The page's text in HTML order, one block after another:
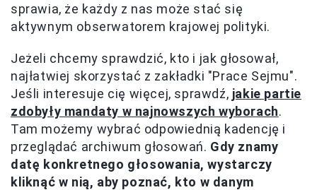
sprawia, że każdy z nas może stać się
aktywnym obserwatorem krajowej polityki.
Jeżeli chcemy sprawdzić, kto i jak głosował,
najłatwiej skorzystać z zakładki "Prace Sejmu".
Jeśli interesuje cię więcej, sprawdź, jakie partie
zdobyły mandaty w najnowszych wyborach.
Tam możemy wybrać odpowiednią kadencję i
przeglądać archiwum głosowań. Gdy znamy
datę konkretnego głosowania, wystarczy
kliknąć w nią, aby poznać, kto w danym